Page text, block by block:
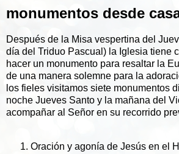
monumentos desde
Después de la Misa vespertina del
día del Triduo Pascual) la Iglesia tiene
hacer un monumento para resaltar la
de una manera solemne para la
los fieles visitamos siete monumentos
noche Jueves Santo y la mañana del
acompañar al Señor en su recorrido
Oración y agonía de Jesús en el